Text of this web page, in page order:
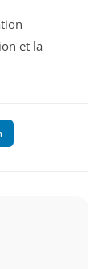
et la